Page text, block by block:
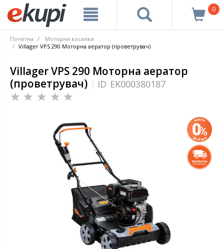
0
Почетна
Моторни косилки
Villager VPS 290 Моторна аератор (проветрувач)
Villager VPS 290 Моторна аератор
(проветрувач)
ID EK000380187